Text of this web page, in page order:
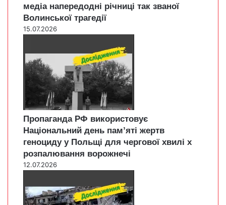
медіа напередодні річниці так званої
Волинської трагедії
15.07.2026
Пропаганда РФ використовує
Національний день пам’яті жертв
геноциду у Польщі для чергової хвилі х
розпалювання ворожнечі
12.07.2026